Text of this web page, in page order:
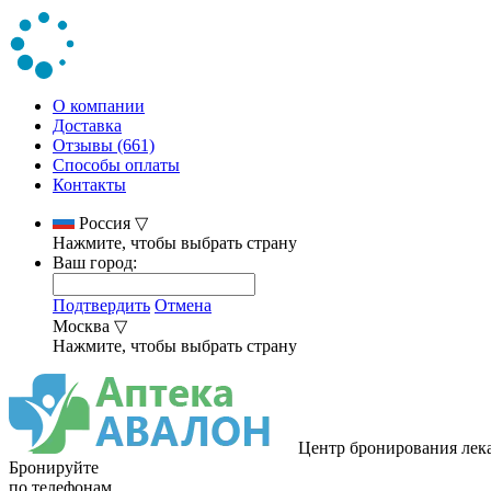
О компании
Доставка
Отзывы (661)
Способы оплаты
Контакты
Россия ▽
Нажмите, чтобы выбрать страну
Ваш город:
Подтвердить Отмена
Москва ▽
Нажмите, чтобы выбрать страну
Центр бронирования
Бронируйте
по телефонам